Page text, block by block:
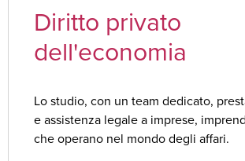
Diritto privato
dell'economia
Lo studio, con un team dedicato,
e assistenza legale a imprese,
che operano nel mondo degli affari.